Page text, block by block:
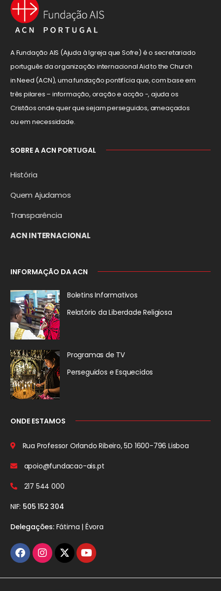
A Fundação AIS (Ajuda à Igreja que Sofre) é o secretariado
português da organização internacional Aid to the Church
in Need (ACN), uma fundação pontifícia que, com base em
três pilares – informação, oração e acção -, ajuda os
Cristãos onde quer que sejam perseguidos, ameaçados
ou em necessidade.
SOBRE A ACN PORTUGAL
História
Quem Ajudamos
Transparência
ACN INTERNACIONAL
INFORMAÇÃO DA ACN
Boletins Informativos
Relatório da Liberdade Religiosa
Programas de TV
Perseguidos e Esquecidos
ONDE ESTAMOS
Rua Professor Orlando Ribeiro, 5D 1600-796 Lisboa
apoio@fundacao-ais.pt
217 544 000
NIF: 505 152 304
Delegações:Fátima | Évora